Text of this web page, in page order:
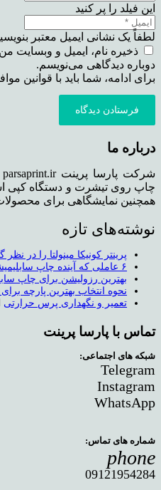
این فیلد را پر کنید
لطفاً یک نشانی ایمیل معتبر
ذخیره نام، ایمیل و وبسایت
دوباره دیدگاهی می‌نویسم.
برای ادامه، شما باید با قوانین
فرستادن دیدگاه
درباره ما
چاپ روی تیشرت و دستگاه کپی
همچنین نمایشگاهی برای
نوشته‌های تازه
پرینتر کونیکا مینولتا را در نظر
۶ عاملی که آینده چاپ سابلیمیشن را شکل می دهد
بهترین رزولیشن برای چاپ
نحوه انتخاب بهترین پارچه
تعمیر و نگهداری پرس حرارتی
تماس با پارسا پرینت
شبکه های اجتماعی:
Telegram
Instagram
WhatsApp
شماره های تماس:
phone
09121954284